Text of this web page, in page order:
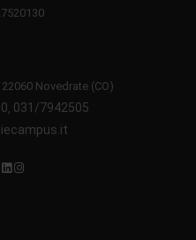
Novedrate (CO)
, 031/7942505